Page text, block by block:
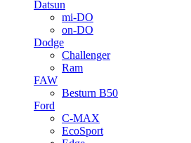
Datsun
mi-DO
on-DO
Dodge
Challenger
Ram
FAW
Besturn B50
Ford
C-MAX
EcoSport